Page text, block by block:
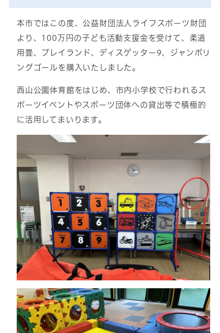
本市ではこの度、公益財団法人ライフスポーツ財団
より、100万円の子ども活動支援金を受けて、柔道
用畳、プレイランド、ディスゲッター9、ジャンボリ
ングゴールを購入いたしました。
西山公園体育館をはじめ、市内小学校で行われるス
ポーツイベントやスポーツ団体への貸出等で積極的
に活用してまいります。